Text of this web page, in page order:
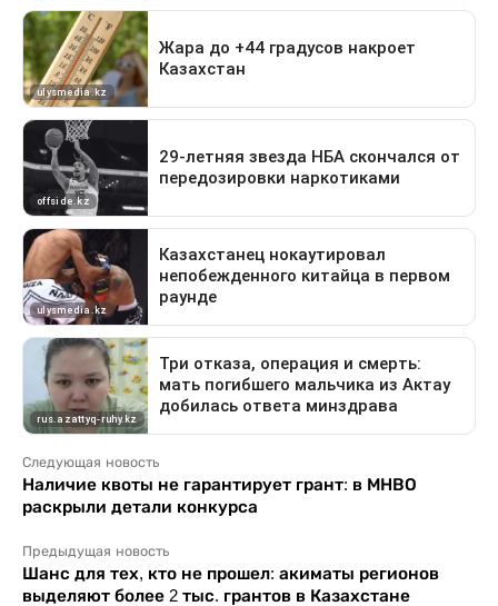
Следующая новость
Наличие квоты не гарантирует грант: в МНВО
раскрыли детали конкурса
Предыдущая новость
Шанс для тех, кто не прошел: акиматы регионов
выделяют более 2 тыс. грантов в Казахстане